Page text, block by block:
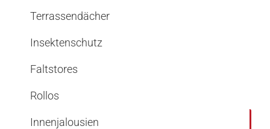
Terrassendächer
Insektenschutz
Faltstores
Rollos
Innenjalousien